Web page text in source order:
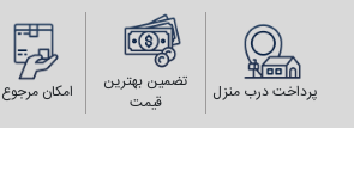
پرداخت درب منزل
تضمین بهترین
قیمت
امکان مرجوع